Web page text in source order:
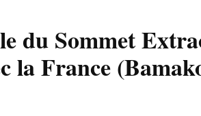
du Sommet
la France